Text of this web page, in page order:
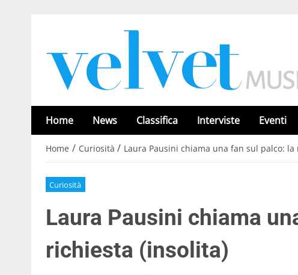
Home News Classifica Interviste Eventi
Home / Curiosità / Laura Pausini chiama una fan sul palco:
Curiosità
Laura Pausini chiama
richiesta (insolita)